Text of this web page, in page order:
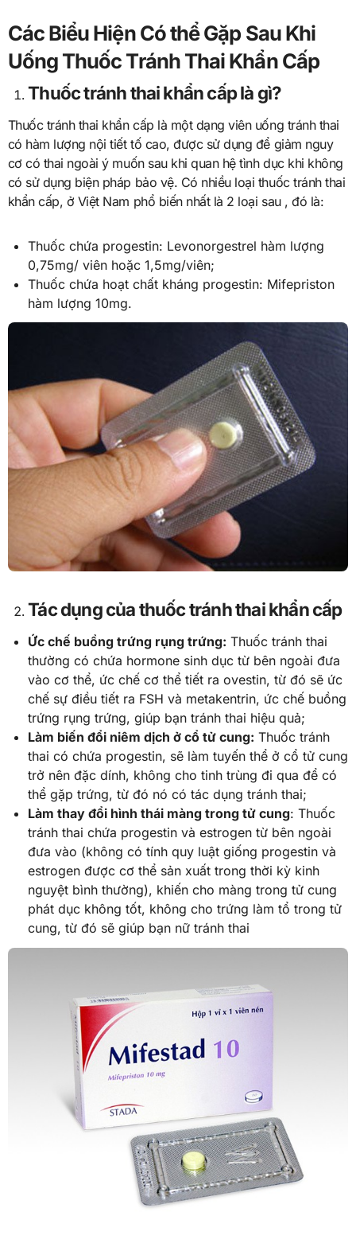
Các Biểu Hiện Có thể Gặp Sau Khi
Uống Thuốc Tránh Thai Khẩn Cấp
Thuốc tránh thai khẩn cấp là gì?
Thuốc tránh thai khẩn cấp là một dạng viên uống tránh thai
có hàm lượng nội tiết tố cao, được sử dụng để giảm nguy
cơ có thai ngoài ý muốn sau khi quan hệ tình dục khi không
có sử dụng biện pháp bảo vệ. Có nhiều loại thuốc tránh thai
khẩn cấp, ở Việt Nam phổ biến nhất là 2 loại sau , đó là:
Thuốc chứa progestin: Levonorgestrel hàm lượng
0,75mg/ viên hoặc 1,5mg/viên;
Thuốc chứa hoạt chất kháng progestin: Mifepriston
hàm lượng 10mg.
Tác dụng của thuốc tránh thai khẩn cấp
Ức chế buồng trứng rụng trứng: Thuốc tránh thai
thường có chứa hormone sinh dục từ bên ngoài đưa
vào cơ thể, ức chế cơ thể tiết ra ovestin, từ đó sẽ ức
chế sự điều tiết ra FSH và metakentrin, ức chế buồng
trứng rụng trứng, giúp bạn tránh thai hiệu quả;
Làm biến đổi niêm dịch ở cổ tử cung: Thuốc tránh
thai có chứa progestin, sẽ làm tuyến thể ở cổ tử cung
trở nên đặc dính, không cho tinh trùng đi qua để có
thể gặp trứng, từ đó nó có tác dụng tránh thai;
Làm thay đổi hình thái màng trong tử cung: Thuốc
tránh thai chứa progestin và estrogen từ bên ngoài
đưa vào (không có tính quy luật giống progestin và
estrogen được cơ thể sản xuất trong thời kỳ kinh
nguyệt bình thường), khiến cho màng trong tử cung
phát dục không tốt, không cho trứng làm tổ trong tử
cung, từ đó sẽ giúp bạn nữ tránh thai